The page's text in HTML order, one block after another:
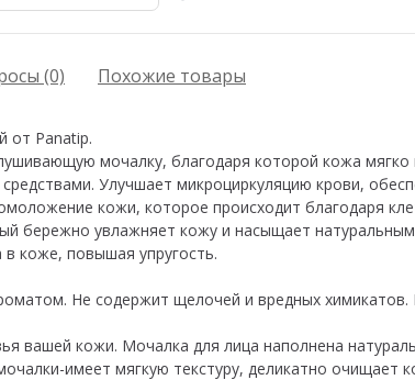
(0) Похожие товары
от Panatip.
мочалку, благодаря которой кожа
Улучшает микроциркуляцию крови,
кожи, которое происходит благодаря
бережно увлажняет кожу и насыщает
в коже, повышая упругость.
Не содержит щелочей и вредных
вашей кожи. Мочалка для лица наполнена
имеет мягкую текстуру, деликатно очищает